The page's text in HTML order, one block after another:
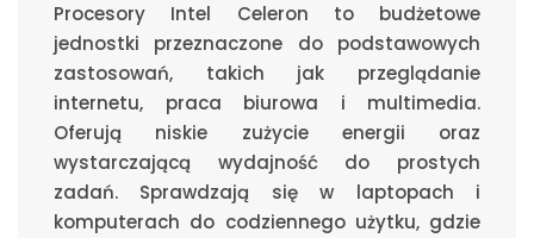
Procesory Intel Celeron to budżetowe
jednostki przeznaczone do podstawowych
zastosowań, takich jak przeglądanie
internetu, praca biurowa i multimedia.
Oferują niskie zużycie energii oraz
wystarczającą wydajność do prostych
zadań. Sprawdzają się w laptopach i
komputerach do codziennego użytku, gdzie